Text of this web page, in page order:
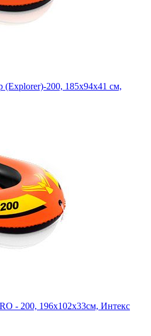
(Explorer)-200, 185х94х41 см,
- 200, 196х102х33см, Интекс